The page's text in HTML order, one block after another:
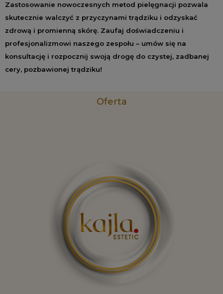
Zastosowanie nowoczesnych metod pielęgnacji pozwala
skutecznie walczyć z przyczynami trądziku i odzyskać
zdrową i promienną skórę. Zaufaj doświadczeniu i
profesjonalizmowi naszego zespołu – umów się na
konsultację i rozpocznij swoją drogę do czystej, zadbanej
cery, pozbawionej trądziku!
Oferta